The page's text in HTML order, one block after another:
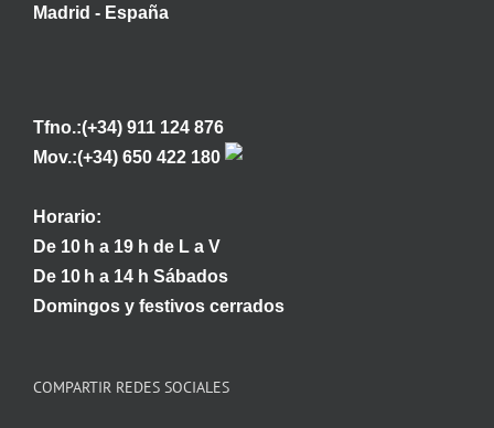
Madrid - España
Tfno.:(+34) 911 124 876
Mov.:(+34) 650 422 180
Horario:
De 10 h a 19 h de L a V
De 10 h a 14 h Sábados
Domingos y festivos cerrados
COMPARTIR REDES SOCIALES